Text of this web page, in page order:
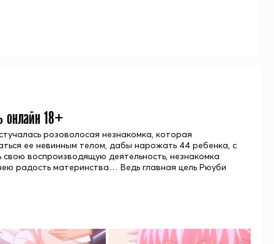
онлайн 18+
розоволосая незнакомка, которая
ее невинным телом, дабы нарожать 44 ребенка, с
воспроизводящую деятельность, незнакомка
радость материнства… Ведь главная цель Рюуби